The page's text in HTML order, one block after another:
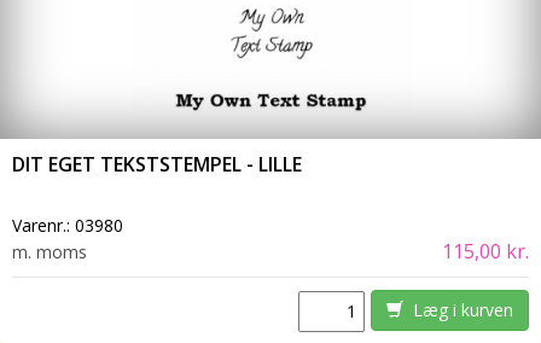
DIT EGET TEKSTSTEMPEL - LILLE
Varenr.: 03980
m. moms
115,00 kr.
Læg i kurven